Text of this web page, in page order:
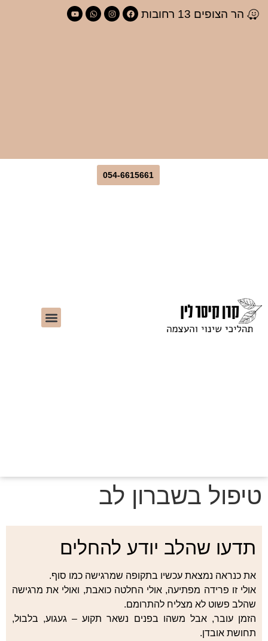
לתוכן
הר הצופים 13 רחובות
054-6615661
טיפול בשברון לב
תדעו שהלב יודע להחלים
את כנראה נמצאת עכשיו בתקופה שמרגישה כמו סוף.
אולי זו פרידה מפתיעה, אולי החלטה כואבת, ואולי את מרגישה
שהלב פשוט לא מצליח להתרומם.
הזמן עובר, אבל משהו בפנים נשאר תקוע – געגוע, בלבול,
תחושת אובדן.